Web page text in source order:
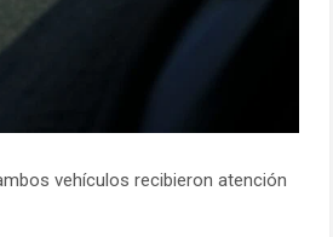
vehículos recibieron atención